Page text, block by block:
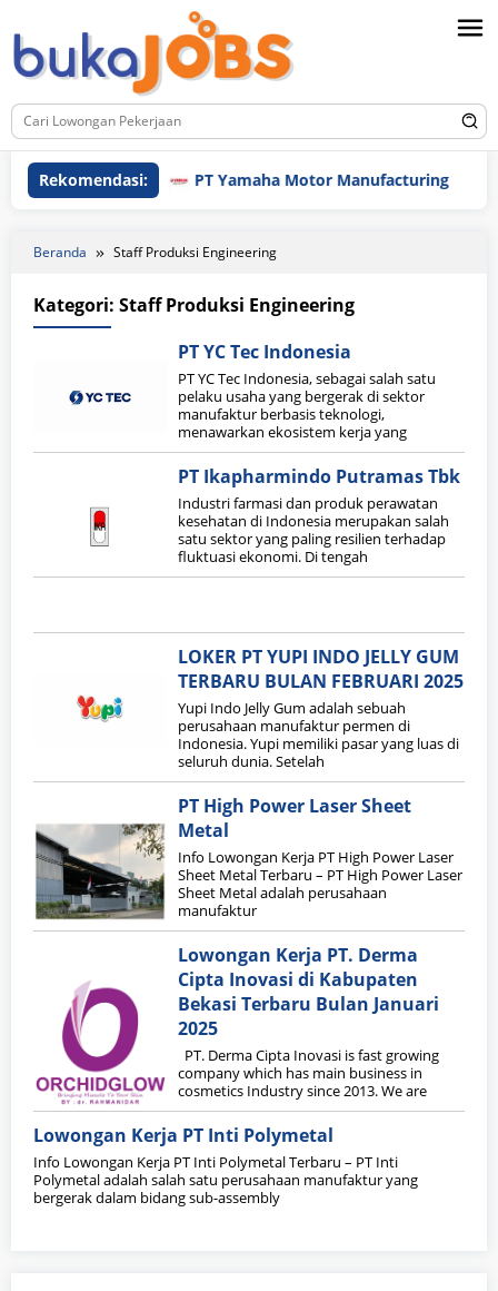
ke
konten
Rekomendasi: PT Yamaha Motor Manufacturing
Beranda Staff Produksi Engineering
Kategori: Staff Produksi Engineering
PT YC Tec Indonesia
PT YC Tec Indonesia, sebagai salah satu
pelaku usaha yang bergerak di sektor
manufaktur berbasis teknologi,
menawarkan ekosistem kerja yang
PT Ikapharmindo Putramas Tbk
Industri farmasi dan produk perawatan
kesehatan di Indonesia merupakan salah
satu sektor yang paling resilien terhadap
fluktuasi ekonomi. Di tengah
LOKER PT YUPI INDO JELLY GUM
TERBARU BULAN FEBRUARI 2025
Yupi Indo Jelly Gum adalah sebuah
perusahaan manufaktur permen di
Indonesia. Yupi memiliki pasar yang luas di
seluruh dunia. Setelah
PT High Power Laser Sheet
Metal
Info Lowongan Kerja PT High Power Laser
Sheet Metal Terbaru – PT High Power Laser
Sheet Metal adalah perusahaan
manufaktur
Lowongan Kerja PT. Derma
Cipta Inovasi di Kabupaten
Bekasi Terbaru Bulan Januari
2025
PT. Derma Cipta Inovasi is fast growing
company which has main business in
cosmetics Industry since 2013. We are
Lowongan Kerja PT Inti Polymetal
Info Lowongan Kerja PT Inti Polymetal Terbaru – PT Inti
Polymetal adalah salah satu perusahaan manufaktur yang
bergerak dalam bidang sub-assembly